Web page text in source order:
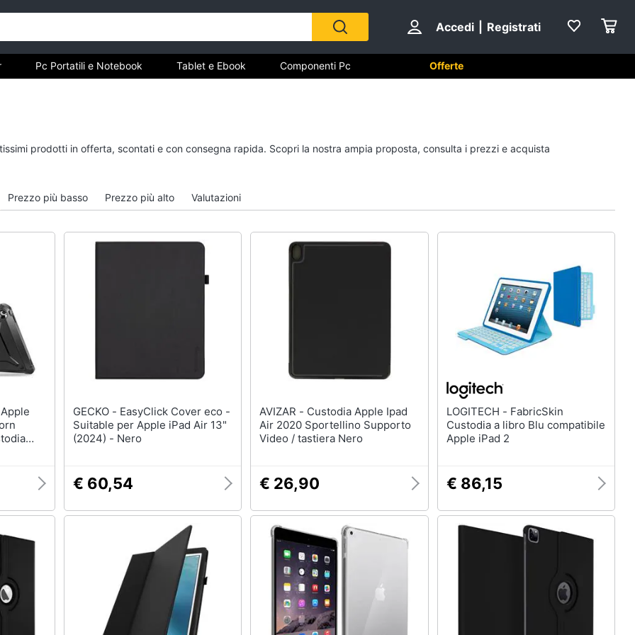
Accedi Registrati
Pc Portatile Gaming
eBook reader
Vedi tutti
Hard disk esterno
Vedi tutti Vedi tutti
Telecamere videosorveglianza
Termostato wifi
Vedi tutti
10
Pc Portatili e Notebook Tablet e Ebook Componenti Pc Offerte
prodotti in offerta, scontati e con consegna rapida. Scopri la nostra ampia proposta, consulta i prezzi e acquista
Prezzo più basso Prezzo più alto Valutazioni
GECKO - EasyClick Cover eco -
Suitable per Apple iPad Air 13"
(2024) - Nero
€ 60,54
AVIZAR - Custodia Apple Ipad
Air 2020 Sportellino Supporto
Video / tastiera Nero
€ 26,90
LOGITECH - FabricSkin
Custodia a libro Blu compatibile
Apple iPad 2
€ 86,15